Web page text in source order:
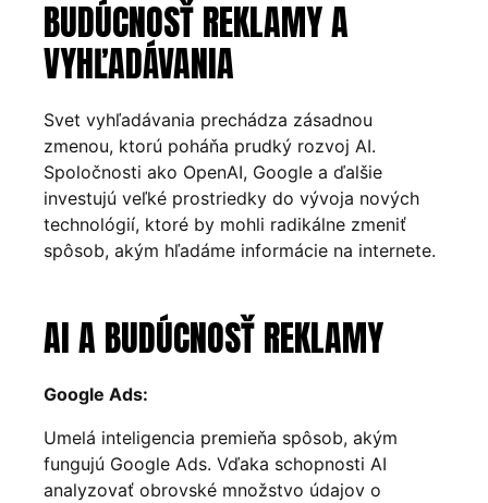
BUDÚCNOSŤ REKLAMY A
VYHĽADÁVANIA
Svet vyhľadávania prechádza zásadnou
zmenou, ktorú poháňa prudký rozvoj AI.
Spoločnosti ako OpenAI, Google a ďalšie
investujú veľké prostriedky do vývoja nových
technológií, ktoré by mohli radikálne zmeniť
spôsob, akým hľadáme informácie na internete.
AI A BUDÚCNOSŤ REKLAMY
Google Ads:
Umelá inteligencia premieňa spôsob, akým
fungujú Google Ads. Vďaka schopnosti AI
analyzovať obrovské množstvo údajov o